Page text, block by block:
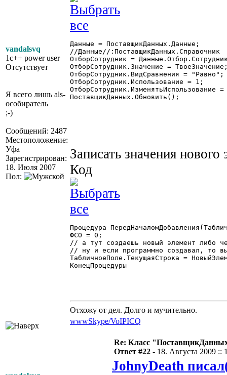
vandalsvq
1c++ power user
Отсутствует
Я всего лишь als-
особиратель
;-)
Сообщений: 2487
Местоположение:
Уфа
Зарегистрирован:
18. Июля 2007
Пол:
Данные = ПоставщикДанных.Данные;
//Данные//:ПоставщикДанных.Справочник
ОтборСотрудник =
ОтборСотрудник.Значение =
ОтборСотрудник.ВидСравнения = "Равно";
ОтборСотрудник.Использование = 1;
ПоставщикДанных.Обновить();
Записать значения
Код
Процедура
ФСО = 0;
// а тут создаешь новый элемент либо
// ну и если программно создавал, то
ТабличноеПоле.ТекущаяСтрока =
КонецПроцедуры
Отхожу от дел. Долго и мучительно.
wwwSkype/VoIPICQ
Re: Класс
Ответ #22 - 18. Августа 2009 ::
JohnyDeath